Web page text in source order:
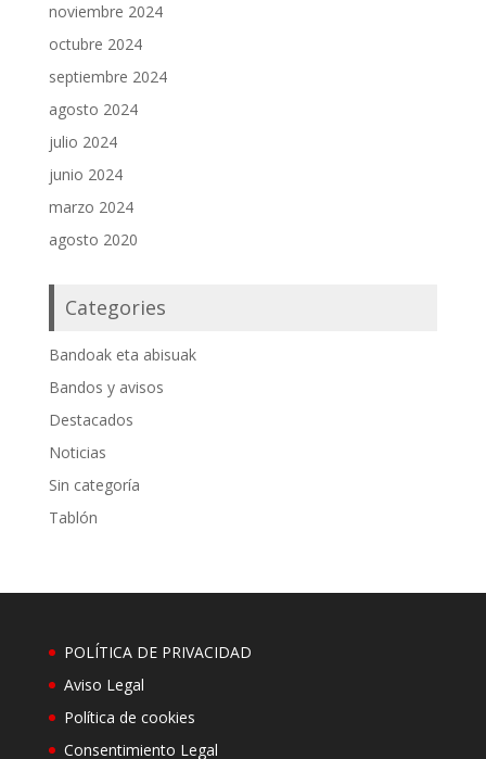
noviembre 2024
octubre 2024
septiembre 2024
agosto 2024
julio 2024
junio 2024
marzo 2024
agosto 2020
Categories
Bandoak eta abisuak
Bandos y avisos
Destacados
Noticias
Sin categoría
Tablón
POLÍTICA DE PRIVACIDAD
Aviso Legal
Política de cookies
Consentimiento Legal